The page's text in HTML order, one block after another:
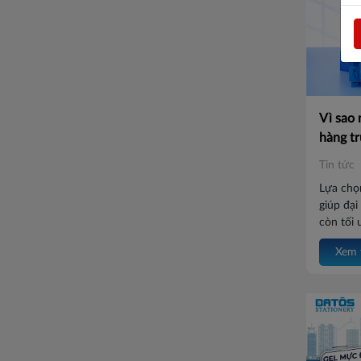
Vì sao
hàng
Tin tức
Lựa
giúp
còn tối
và nâng
thị
vụ hỗ
Xem